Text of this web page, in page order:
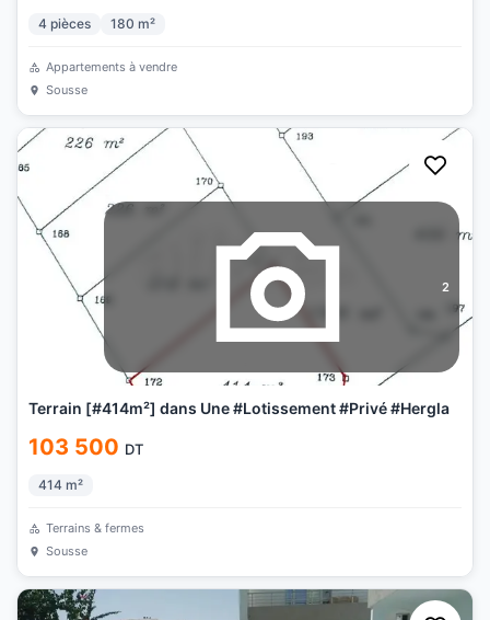
4 pièces 180 m²
Appartements à vendre
Sousse
2
Terrain [#414m²] dans Une #Lotissement #Privé #Hergla
103 500 DT
414 m²
Terrains & fermes
Sousse